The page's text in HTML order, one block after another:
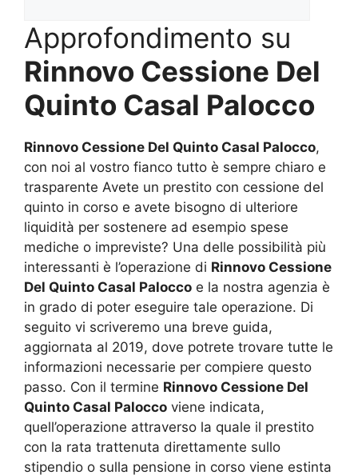
Approfondimento su
Rinnovo Cessione Del
Quinto Casal Palocco
Rinnovo Cessione Del Quinto Casal Palocco,
con noi al vostro fianco tutto è sempre chiaro e
trasparente Avete un prestito con cessione del
quinto in corso e avete bisogno di ulteriore
liquidità per sostenere ad esempio spese
mediche o impreviste? Una delle possibilità più
interessanti è l’operazione di Rinnovo Cessione
Del Quinto Casal Palocco e la nostra agenzia è
in grado di poter eseguire tale operazione. Di
seguito vi scriveremo una breve guida,
aggiornata al 2019, dove potrete trovare tutte le
informazioni necessarie per compiere questo
passo. Con il termine Rinnovo Cessione Del
Quinto Casal Palocco viene indicata,
quell’operazione attraverso la quale il prestito
con la rata trattenuta direttamente sullo
stipendio o sulla pensione in corso viene estinta